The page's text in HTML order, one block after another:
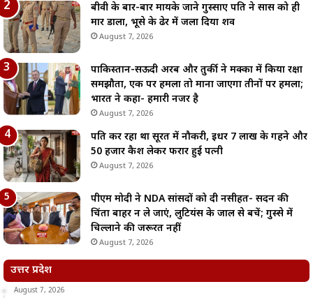
बीवी के बार-बार मायके जाने गुस्साए पति ने सास को ही
मार डाला, भूसे के ढेर में जला दिया शव
August 7, 2026
पाकिस्तान-सऊदी अरब और तुर्की ने मक्का में किया रक्षा
समझौता, एक पर हमला तो माना जाएगा तीनों पर हमला;
भारत ने कहा- हमारी नजर है
August 7, 2026
पति कर रहा था सूरत में नौकरी, इधर 7 लाख के गहने और
50 हजार कैश लेकर फरार हुई पत्नी
August 7, 2026
पीएम मोदी ने NDA सांसदों को दी नसीहत- सदन की
चिंता बाहर न ले जाएं, लुटियंस के जाल से बचें; गुस्से में
चिल्लाने की जरूरत नहीं
August 7, 2026
उत्तर प्रदेश
August 7, 2026